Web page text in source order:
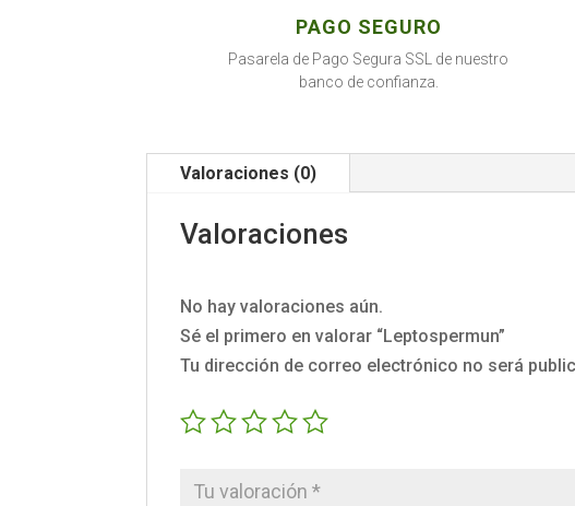
PAGO SEGURO
Pasarela de Pago Segura SSL de nuestro
banco de confianza.
Valoraciones (0)
Valoraciones
No hay valoraciones aún.
Sé el primero en valorar “Leptospermun”
Tu dirección de correo electrónico no será